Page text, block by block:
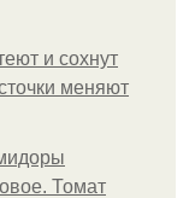
и сохнут
меняют
Томат